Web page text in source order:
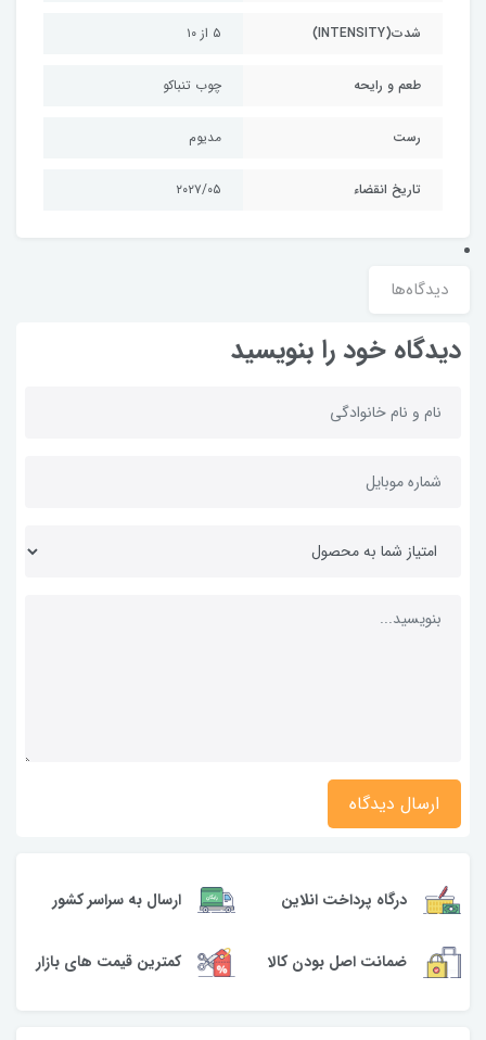
شدت(INTENSITY) ۵ از ۱۰
طعم و رایحه چوب تنباکو
رست مدیوم
تاریخ انقضاء ۲۰۲۷/۰۵
دیدگاه‌ها
دیدگاه خود را بنویسید
ارسال دیدگاه
درگاه پرداخت انلاین ارسال به سراسر کشور
ضمانت اصل بودن کالا کمترین قیمت های بازار